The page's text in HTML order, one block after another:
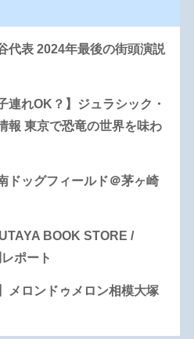
代表 2024年最後の街頭演説
連れOK？】ジュラシック・
報 東京で恐竜の世界を味わ
ドッグフィールド＠茅ヶ崎
BOOK STORE /
ポート
メロンドゥメロン相模大塚